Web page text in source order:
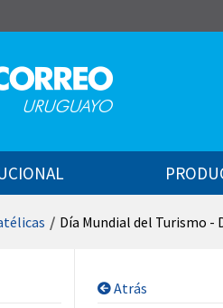
/ Día Mundial del Turismo -
Atrás